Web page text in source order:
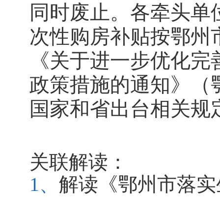
同时废止。各牵头
次性购房补贴按鄂州
《关于进一步优化
政策措施的通知》（
国家和省出台相关规
关联解读：
1、 解读《鄂州市落